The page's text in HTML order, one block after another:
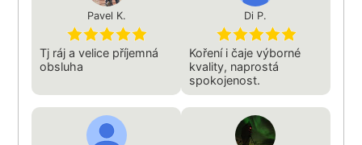
Pavel K.
Tj ráj a velice příjemná
obsluha
Di P.
Koření i čaje výborné
kvality, naprostá
spokojenost.